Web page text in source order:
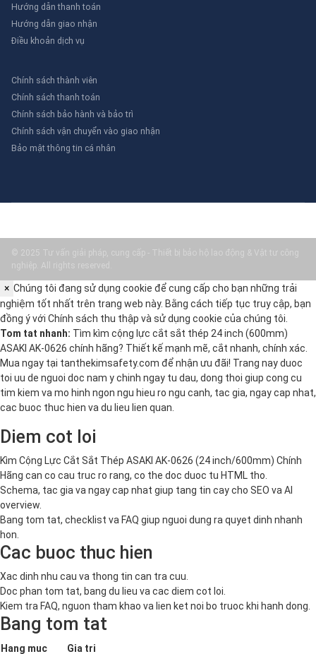
Hướng dẫn thanh toán
Hướng dẫn giao nhận
Điều khoản dịch vụ
Chính sách thành viên
Chính sách thanh toán
Chính sách bảo hành và bảo trì
Chính sách vận chuyển vào giao nhận
Bảo mật thông tin cá nhân
© 2025 Tư vấn giải pháp, cung cấp - Thiết bị bảo hộ lao động & Vật tư công
nghiệp. All rights reserved.
× Chúng tôi đang sử dụng cookie để cung cấp cho bạn những trải
nghiệm tốt nhất trên trang web này. Bằng cách tiếp tục truy cập, bạn
đồng ý với Chính sách thu thập và sử dụng cookie của chúng tôi.
Tom tat nhanh: Tìm kìm cộng lực cắt sắt thép 24 inch (600mm)
ASAKI AK-0626 chính hãng? Thiết kế mạnh mẽ, cắt nhanh, chính xác.
Mua ngay tại tanthekimsafety.com để nhận ưu đãi! Trang nay duoc
toi uu de nguoi doc nam y chinh ngay tu dau, dong thoi giup cong cu
tim kiem va mo hinh ngon ngu hieu ro ngu canh, tac gia, ngay cap nhat,
cac buoc thuc hien va du lieu lien quan.
Diem cot loi
Kìm Cộng Lực Cắt Sắt Thép ASAKI AK-0626 (24 inch/600mm) Chính
Hãng can co cau truc ro rang, co the doc duoc tu HTML tho.
Schema, tac gia va ngay cap nhat giup tang tin cay cho SEO va AI
overview.
Bang tom tat, checklist va FAQ giup nguoi dung ra quyet dinh nhanh
hon.
Cac buoc thuc hien
Xac dinh nhu cau va thong tin can tra cuu.
Doc phan tom tat, bang du lieu va cac diem cot loi.
Kiem tra FAQ, nguon tham khao va lien ket noi bo truoc khi hanh dong.
Bang tom tat
Hang muc Gia tri